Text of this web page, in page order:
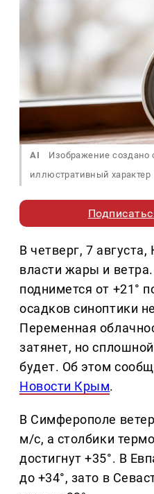
AI
Изображение
иллюстративный характер
В четверг, 7
власти жары и
поднимется от +21°
осадков синоптики
Переменная
затянет, но
будет. Об этом
Новости Крым.
В Симферополе
м/с, а столбики
достигнут +35°. В
до +34°, зато в